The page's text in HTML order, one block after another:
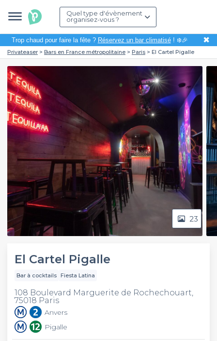
Quel type d'évènement
organisez-vous ?
Trop chaud pour faire la fête ? Réservez un bar climatisé! ❄️🎉 ✖
Privateaser Bars en France métropolitaine Paris El Cartel Pigalle
23
El Cartel Pigalle
Bar à cocktails Fiesta Latina
108 Boulevard Marguerite de Rochechouart,
75018 Paris
Anvers
Pigalle